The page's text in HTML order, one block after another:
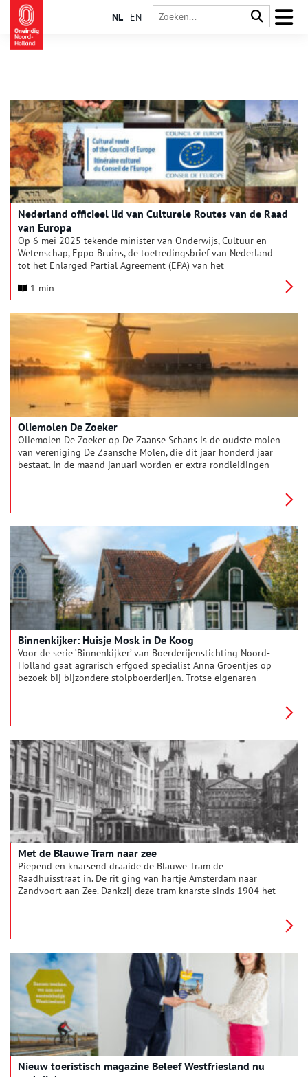
NL EN
Nederland officieel lid van Culturele Routes van de Raad
van Europa
Op 6 mei 2025 tekende minister van Onderwijs, Cultuur en
Wetenschap, Eppo Bruins, de toetredingsbrief van Nederland
tot het Enlarged Partial Agreement (EPA) van het
van de Raad van Europa. Na een jaar als waarnemend lid,
Europese netwerk dat cultuur en erfgoedtoerisme over
grenzen heen verbindt.
1 min
Oliemolen De Zoeker
Oliemolen De Zoeker op De Zaanse Schans is de oudste molen
van vereniging De Zaansche Molen, die dit jaar honderd jaar
bestaat. In de maand januari worden er extra rondleidingen
Binnenkijker: Huisje Mosk in De Koog
Voor de serie ‘Binnenkijker’ van Boerderijenstichting Noord-
Holland gaat agrarisch erfgoed specialist Anna Groentjes op
bezoek bij bijzondere stolpboerderijen. Trotse eigenaren
oorspronkelijke indeling. Deze keer reist Anna af naar Huisje
Mosk in De Koog op Texel.
Met de Blauwe Tram naar zee
Piepend en knarsend draaide de Blauwe Tram de
Raadhuisstraat in. De rit ging van hartje Amsterdam naar
Zandvoort aan Zee. Dankzij deze tram knarste sinds 1904 het
Nieuw toeristisch magazine Beleef Westfriesland nu